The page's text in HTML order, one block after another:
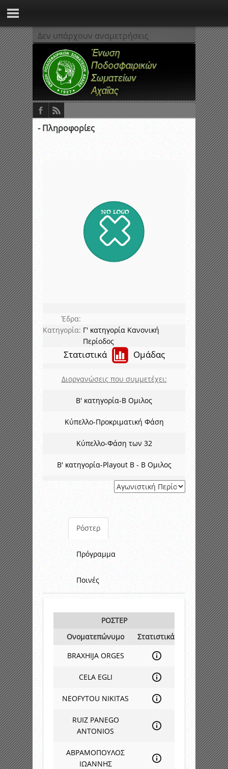
Δεν υπάρχουν αναμετρήσεις
- Πληροφορίες
Έδρα:
Κατηγορία: Γ' κατηγορία Κανονική
Περίοδος
Στατιστικά Ομάδας
Διοργανώσεις που συμμετέχει:
Β' κατηγορία-Β Ομιλος
Κύπελλο-Προκριματική Φάση
Κύπελλο-Φάση των 32
Β' κατηγορία-Playout B - B Ομιλος
Ρόστερ
Πρόγραμμα
Ποινές
ΡΟΣΤΕΡ
Ονοματεπώνυμο
Στατιστικά
BRAXHIJA ORGES
CELA EGLI
NEOFYTOU NIKITAS
RUIZ PANEGO
ANTONIOS
ΑΒΡΑΜΟΠΟΥΛΟΣ
ΙΩΑΝΝΗΣ